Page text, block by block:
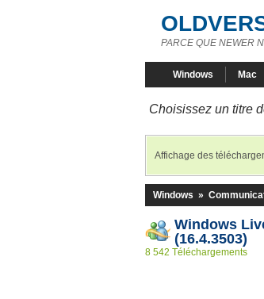
PARCE QUE NEWER
Windows Mac
Choisissez un titre
Affichage des
Windows »
Windows
(16.4.3503)
8 542 Téléchargements